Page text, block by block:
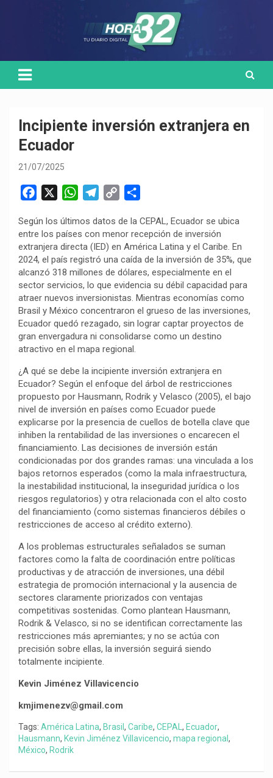
Incipiente inversión extranjera en
Ecuador
21/07/2025
c
e
b
o
o
k
W
a
t
s
A
p
p
l
e
g
r
a
m
p
y
L
i
n
k
m
p
a
r
t
i
r
Según los últimos datos de la CEPAL, Ecuador se ubica
entre los países con menor recepción de inversión
extranjera directa (IED) en América Latina y el Caribe. En
2024, el país registró una caída de la inversión de 35%, que
alcanzó 318 millones de dólares, especialmente en el
sector servicios, lo que evidencia su débil capacidad para
atraer nuevos inversionistas. Mientras economías como
Brasil y México concentraron el grueso de las inversiones,
Ecuador quedó rezagado, sin lograr captar proyectos de
gran envergadura ni consolidarse como un destino
atractivo en el mapa regional.
¿A qué se debe la incipiente inversión extranjera en
Ecuador? Según el enfoque del árbol de restricciones
propuesto por Hausmann, Rodrik y Velasco (2005), el bajo
nivel de inversión en países como Ecuador puede
explicarse por la presencia de cuellos de botella clave que
inhiben la rentabilidad de las inversiones o encarecen el
financiamiento. Las decisiones de inversión están
condicionadas por dos grandes ramas: una vinculada a los
bajos retornos esperados (como la mala infraestructura,
la inestabilidad institucional, la inseguridad jurídica o los
riesgos regulatorios) y otra relacionada con el alto costo
del financiamiento (como sistemas financieros débiles o
restricciones de acceso al crédito externo).
A los problemas estructurales señalados se suman
factores como la falta de coordinación entre políticas
productivas y de atracción de inversiones, una débil
estrategia de promoción internacional y la ausencia de
sectores claramente priorizados con ventajas
competitivas sostenidas. Como plantean Hausmann,
Rodrik & Velasco, si no se identifican correctamente las
restricciones más apremiantes; y no se actúa con
precisión sobre ellas, la inversión seguirá siendo
totalmente incipiente.
Kevin Jiménez Villavicencio
kmjimenezv@gmail.com
Tags: América Latina, Brasil , Caribe, CEPAL , Ecuador,
Hausmann, Kevin Jiménez Villavicencio, mapa regional ,
México, Rodrik